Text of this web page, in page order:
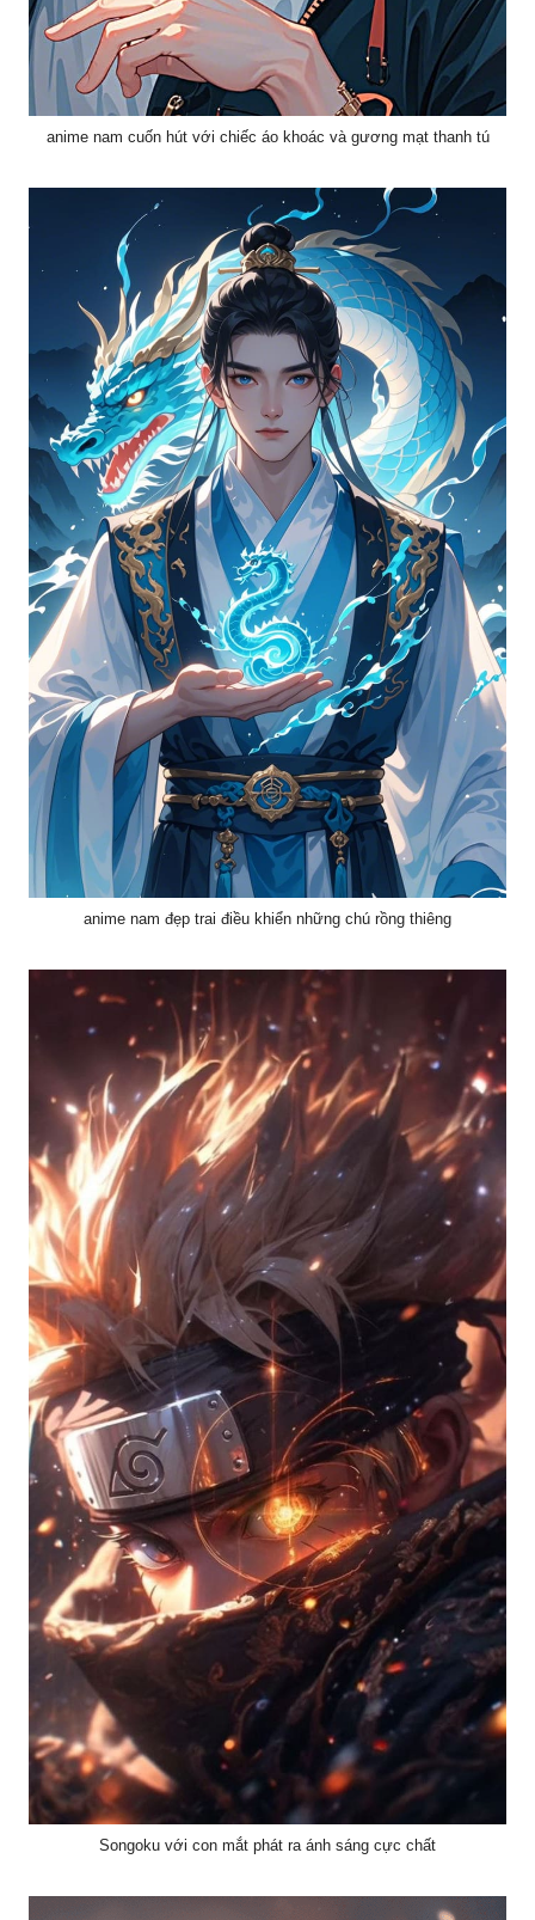
anime nam cuốn hút với chiếc áo khoác và gương mạt thanh tú
anime nam đẹp trai điều khiển những chú rồng thiêng
Songoku với con mắt phát ra ánh sáng cực chất